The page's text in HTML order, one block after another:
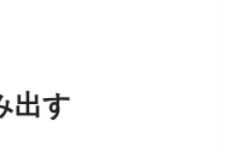
出す